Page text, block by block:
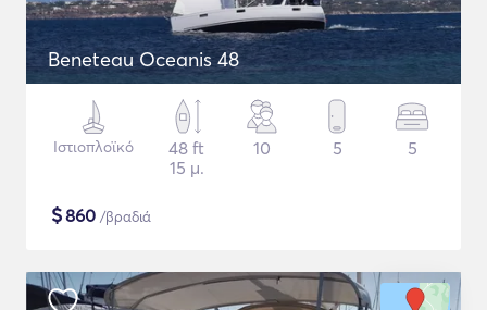
Beneteau Oceanis 48
Ιστιοπλοϊκό
48 ft
15 μ.
10 5 5
$860 /βραδιά